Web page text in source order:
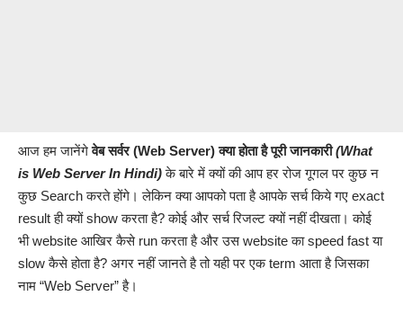
आज हम जानेंगेवेब सर्वर (Web Server) क्या होता हैपूरी जानकारी (What
is Web Server In Hindi)के बारे में क्यों की आप हर रोज गूगल पर कुछ न
कुछ Search करते होंगे। लेकिन क्या आपको पता है आपके सर्च किये गए exact
result ही क्यों show करता है? कोई और सर्च रिजल्ट क्यों नहीं दीखता। कोई
भी website आखिर कैसे run करता है और उस website का speed fast या
slow कैसे होता है? अगर नहीं जानते है तो यही पर एक term आता है जिसका
नाम “Web Server” है।